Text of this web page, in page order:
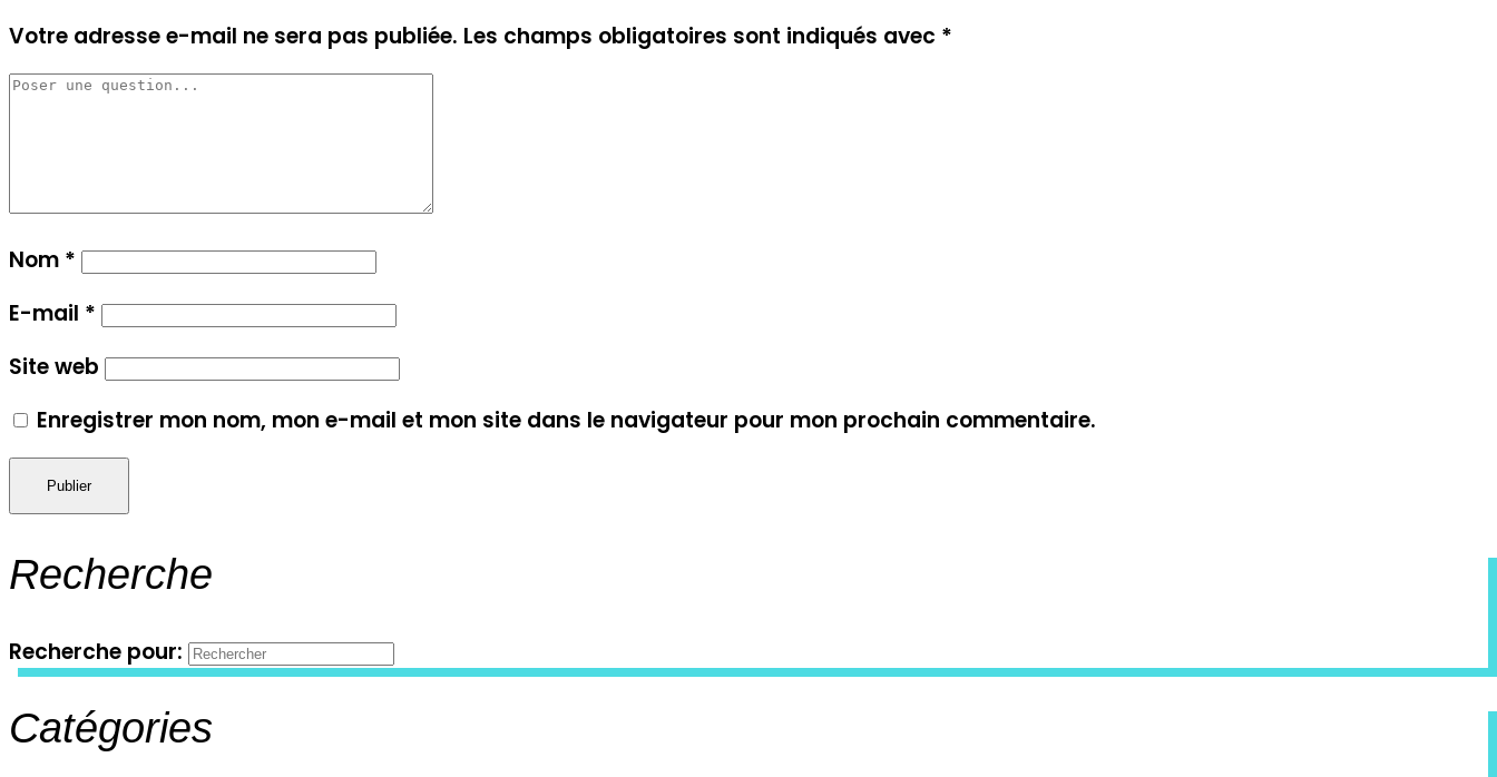
Votre adresse e-mail ne sera pas publiée. Les champs obligatoires sont indiqués avec *
Nom *
E-mail *
Site web
Enregistrer mon nom, mon e-mail et mon site dans le navigateur pour mon prochain commentaire.
Recherche
Recherche pour:
Catégories